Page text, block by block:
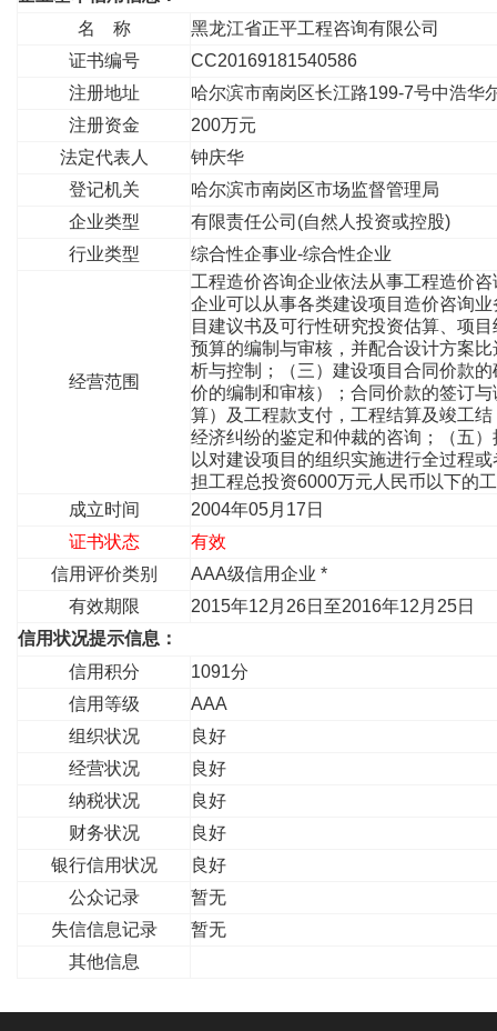
名 称
黑龙江省正平工程咨询有限公司
证书编号
CC20169181540586
注册地址
哈尔滨市南岗区长江路199-7号中浩华
注册资金
200万元
法定代表人
钟庆华
登记机关
哈尔滨市南岗区市场监督管理局
企业类型
有限责任公司(自然人投资或控股)
行业类型
综合性企事业-综合性企业
经营范围
工程造价咨询企业依法从事工程造价
企业可以从事各类建设项目造价咨询
目建议书及可行性研究投资估算、项
预算的编制与审核，并配合设计方案
析与控制；（三）建设项目合同价款
价的编制和审核）；合同价款的签订
算）及工程款支付，工程结算及竣工
经济纠纷的鉴定和仲裁的咨询；（五
以对建设项目的组织实施进行全过程
担工程总投资6000万元人民币以下的
成立时间
2004年05月17日
证书状态
有效
信用评价类别
AAA级信用企业 *
有效期限
2015年12月26日至2016年12月25日
信用状况提示信息：
信用积分
1091分
信用等级
AAA
组织状况
良好
经营状况
良好
纳税状况
良好
财务状况
良好
银行信用状况
良好
公众记录
暂无
失信信息记录
暂无
其他信息